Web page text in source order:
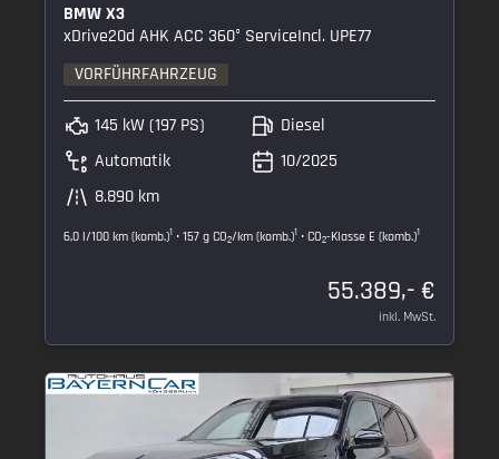
BMW X3
xDrive20d AHK ACC 360° ServiceIncl. UPE77
VORFÜHRFAHRZEUG
145 kW (197 PS)
Automatik
8.890 km
Diesel
10/2025
6,0 l/100 km (komb.)1 • 157 g CO2/km (komb.)1 • CO2-Klasse E (komb.)1
55.389,- €
inkl. MwSt.